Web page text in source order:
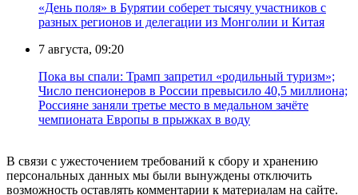
«День поля» в Бурятии соберет тысячу участников с
разных регионов и делегации из Монголии и Китая
7 августа, 09:20
Пока вы спали: Трамп запретил «родильный туризм»;
Число пенсионеров в России превысило 40,5 миллиона;
Россияне заняли третье место в медальном зачёте
чемпионата Европы в прыжках в воду
В связи с ужесточением требований к сбору и хранению
персональных данных мы были вынуждены отключить
возможность оставлять комментарии к материалам на сайте.